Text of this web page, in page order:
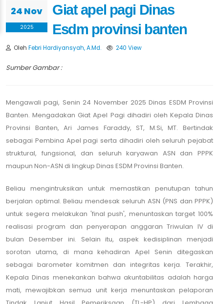
24 Nov
2025
Giat apel pagi Dinas
Esdm provinsi banten
Oleh Febri Hardiyansyah, A.Md. 240 View
Sumber Gambar :
Mengawali pagi, Senin 24 November 2025 Dinas ESDM Provinsi
Banten. Mengadakan Giat Apel Pagi dihadiri oleh Kepala Dinas
Provinsi Banten, Ari James Faraddy, ST, M.Si, MT. Bertindak
sebagai Pembina Apel pagi serta dihadiri oleh seluruh pejabat
struktural, fungsional, dan seluruh karyawan ASN dan PPPK
maupun Non-ASN di lingkup Dinas ESDM Provinsi Banten.
Beliau mengintruksikan untuk memastikan penutupan tahun
berjalan optimal. Beliau mendesak seluruh ASN (PNS dan PPPK)
untuk segera melakukan 'final push', menuntaskan target 100%
realisasi program dan penyerapan anggaran Triwulan IV di
bulan Desember ini. Selain itu, aspek kedisiplinan menjadi
sorotan utama, di mana kehadiran Apel Senin ditegaskan
sebagai barometer komitmen dan integritas kerja. Terakhir,
Kepala Dinas menekankan bahwa akuntabilitas adalah harga
mati, mewajibkan semua unit kerja menuntaskan pelaporan